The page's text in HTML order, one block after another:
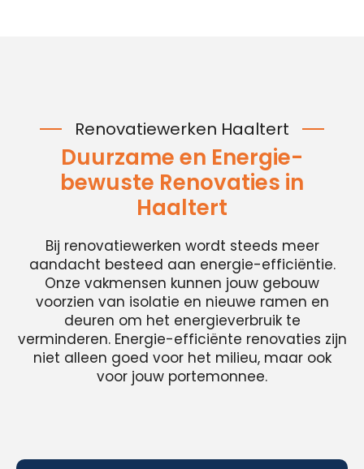
Renovatiewerken Haaltert
Duurzame en Energie-
bewuste Renovaties in
Haaltert
Bij renovatiewerken wordt steeds meer
aandacht besteed aan energie-efficiëntie.
Onze vakmensen kunnen jouw gebouw
voorzien van isolatie en nieuwe ramen en
deuren om het energieverbruik te
verminderen. Energie-efficiënte renovaties zijn
niet alleen goed voor het milieu, maar ook
voor jouw portemonnee.